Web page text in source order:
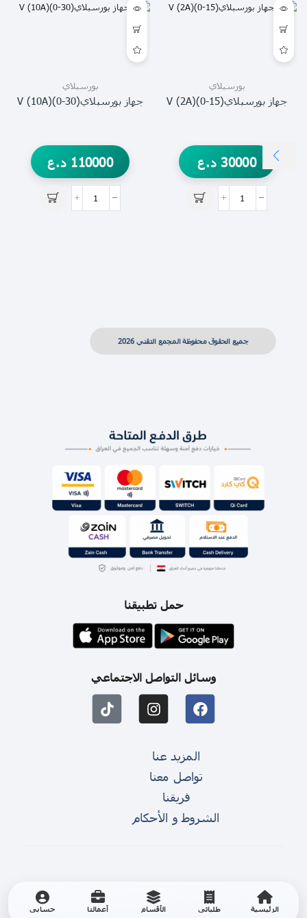
الرئيسية طلباتي الأقسام أعمالنا حسابي
بورسبلاي
جهاز بورسبلايV (2A)(0-15)
30000 د.ع
بورسبلاي
جهاز بورسبلايV (10A)(0-30)
110000 د.ع
جميع الحقوق محفوظة المجمع التقني 2026
حمل تطبيقنا
وسائل التواصل الاجتماعي
المزيد عنا
تواصل معنا
فريقنا
الشروط و الأحكام